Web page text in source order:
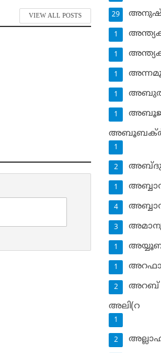
VIEW ALL POSTS 29
1
1
1
1
1
1
2
1
4
3
1
1
അറബ്
2
അലി(റ
1
2